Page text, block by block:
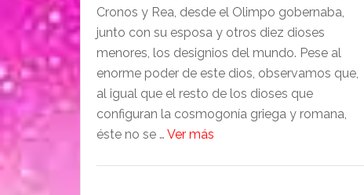
Cronos y Rea, desde el Olimpo gobernaba,
junto con su esposa y otros diez dioses
menores, los designios del mundo. Pese al
enorme poder de este dios, observamos que,
al igual que el resto de los dioses que
configuran la cosmogonía griega y romana,
éste no se … Ver más